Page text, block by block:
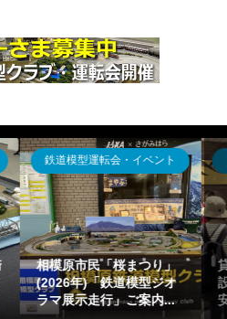
ジオラマ出張貸出
体験運転走行型～鉄道模
型イベント設営「ジオラ
マ走行」「お祭り向け...